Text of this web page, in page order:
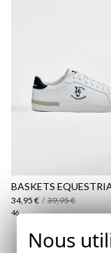
ici
BASKETS
34,95 € / 39,95 €
46
Nous